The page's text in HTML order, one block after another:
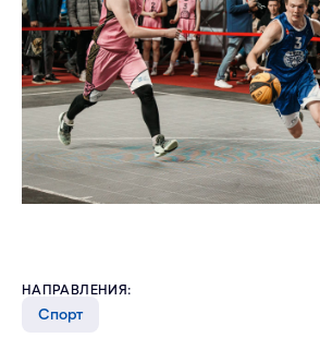
НАПРАВЛЕНИЯ:
Спорт